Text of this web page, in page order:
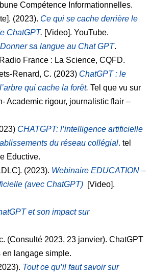
Compétence Informationnelles.
(2023). Ce qui se cache derrière le
ChatGPT. [Video]. YouTube.
Donner sa langue au Chat GPT.
France : La Science, CQFD.
Renard, C. (2023) ChatGPT : le
qui cache la forêt. Tel que vu sur
Academic rigour, journalistic flair –
CHATGPT: l’intelligence artificielle
du réseau collégial. tel
Eductive.
(2023). Webinaire EDUCATION –
(avec ChatGPT) [Video].
et son impact sur
(Consulté 2023, 23 janvier). ChatGPT
langage simple.
Tout ce qu’il faut savoir sur